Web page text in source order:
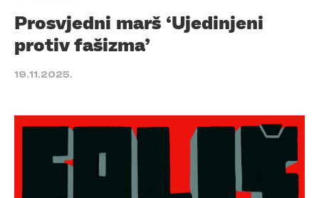
Prosvjedni marš ‘Ujedinjeni
protiv fašizma’
19.11.2025.